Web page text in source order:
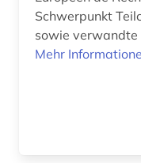
zitierindex (2)
zoologie (1)
Schwerpunkt
sowie verwandte
Mehr